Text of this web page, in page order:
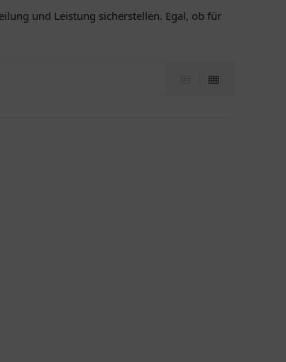
und Leistung sicherstellen. Egal, ob für